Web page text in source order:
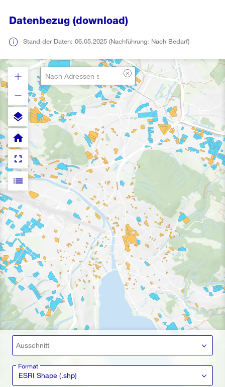
Datenbezug (download)
Stand der Daten: 06.05.2025 (Nachführung: Nach Bedarf)
layers
fullscreen
home
list
Ausschnitt
Format
ESRI Shape (.shp)